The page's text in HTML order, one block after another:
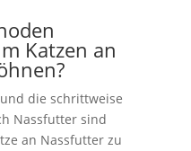
Katzen an
die schrittweise
Nassfutter sind
an Nassfutter zu